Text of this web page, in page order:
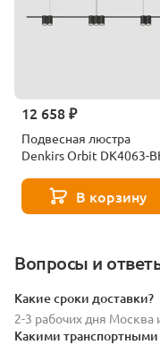
12 658 ₽
Подвесная люстра
Denkirs Orbit DK4063-
В корзину
Вопросы и
Какие сроки доставки?
2-3 рабочих дня Москва
Какими